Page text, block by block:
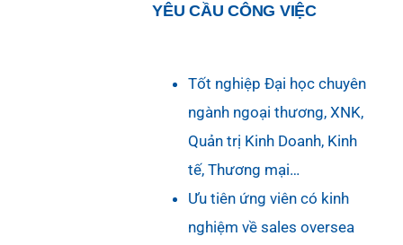
YÊU CẦU CÔNG VIỆC
Tốt nghiệp Đại học chuyên
ngành ngoại thương, XNK,
Quản trị Kinh Doanh, Kinh
tế, Thương mại…
Ưu tiên ứng viên có kinh
nghiệm về sales oversea